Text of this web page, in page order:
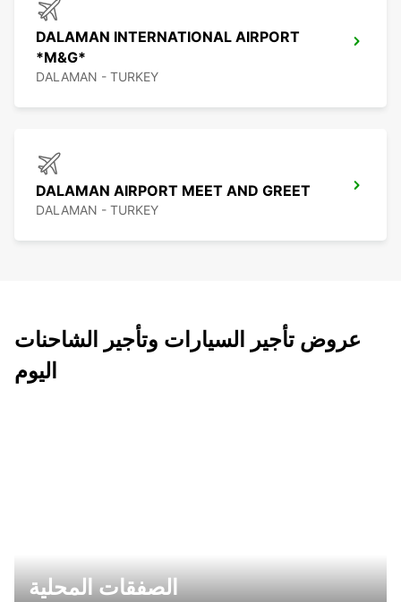
DALAMAN INTERNATIONAL AIRPORT
*M&G*
DALAMAN - TURKEY
DALAMAN AIRPORT MEET AND GREET
DALAMAN - TURKEY
عروض تأجير السيارات وتأجير الشاحنات
اليوم
الصفقات المحلية